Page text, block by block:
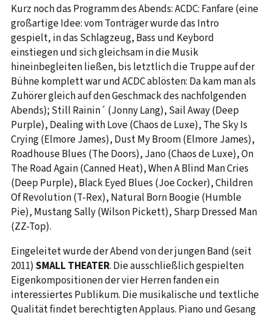
Kurz noch das Programm des Abends: ACDC: Fanfare (eine
großartige Idee: vom Tonträger wurde das Intro
gespielt, in das Schlagzeug, Bass und Keybord
einstiegen und sich gleichsam in die Musik
hineinbegleiten ließen, bis letztlich die Truppe auf der
Bühne komplett war und ACDC ablösten: Da kam man als
Zuhörer gleich auf den Geschmack des nachfolgenden
Abends); Still Rainin´ (Jonny Lang), Sail Away (Deep
Purple), Dealing with Love (Chaos de Luxe), The Sky Is
Crying (Elmore James), Dust My Broom (Elmore James),
Roadhouse Blues (The Doors), Jano (Chaos de Luxe), On
The Road Again (Canned Heat), When A Blind Man Cries
(Deep Purple), Black Eyed Blues (Joe Cocker), Children
Of Revolution (T-Rex), Natural Born Boogie (Humble
Pie), Mustang Sally (Wilson Pickett), Sharp Dressed Man
(ZZ-Top).
Eingeleitet wurde der Abend von der jungen Band (seit
2011) SMALL THEATER. Die ausschließlich gespielten
Eigenkompositionen der vier Herren fanden ein
interessiertes Publikum. Die musikalische und textliche
Qualität findet berechtigten Applaus. Piano und Gesang